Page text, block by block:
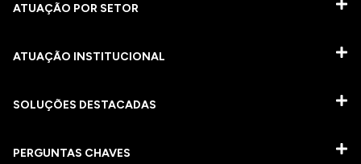
ATUAÇÃO POR SETOR
ATUAÇÃO INSTITUCIONAL
SOLUÇÕES DESTACADAS
PERGUNTAS CHAVES​